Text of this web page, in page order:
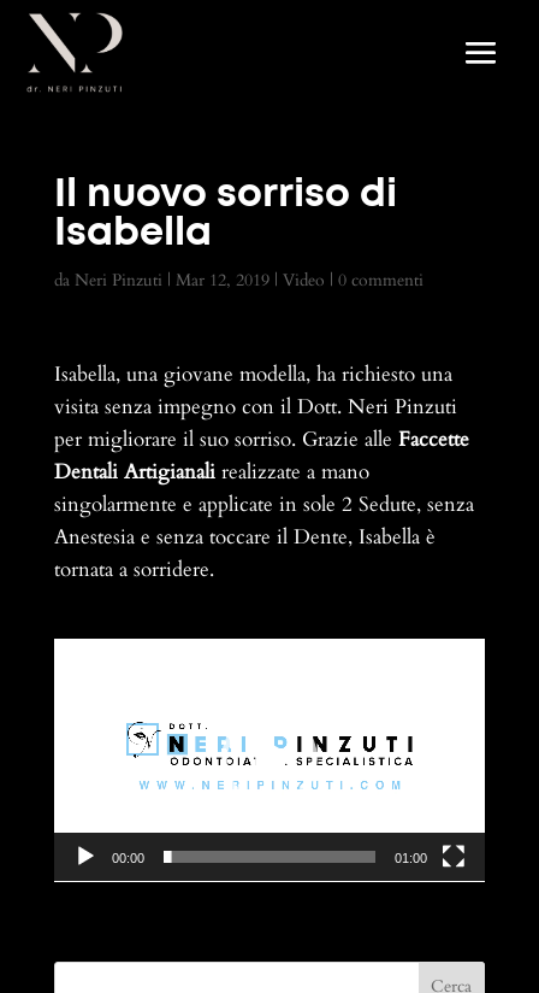
Il nuovo sorriso di
Isabella
da Neri Pinzuti | Mar 12, 2019| Video | 0 commenti
Isabella, una giovane modella, ha richiesto una
visita senza impegno con il Dott. Neri Pinzuti
per migliorare il suo sorriso. Grazie alle Faccette
Dentali Artigianalirealizzate a mano
singolarmente e applicate in sole 2 Sedute, senza
Anestesia e senza toccare il Dente, Isabella è
tornata a sorridere.
00:00 01:00